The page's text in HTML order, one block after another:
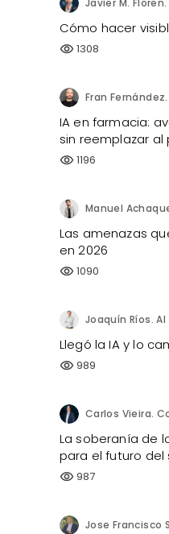
Cómo hacer
visibility 1308
IA en farmacia:
sin reemplazar al
visibility 1196
Las amenazas
en 2026
visibility 1090
Joaquín Ríos.
Llegó la IA y lo
visibility 989
La soberanía de
para el futuro
visibility 987